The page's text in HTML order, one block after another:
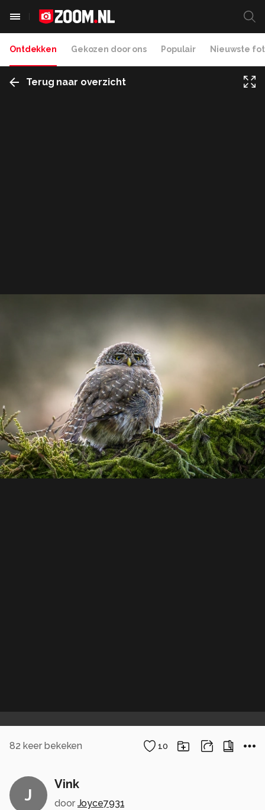
Ontdekken Gekozen door ons Populair Nieuwste
Terug naar overzicht
82 keer bekeken 10
J
Vink
door Joyce7931